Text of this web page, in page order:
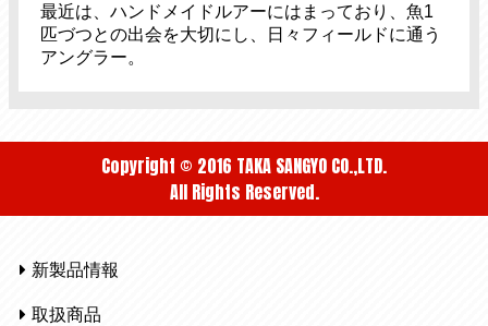
最近は、ハンドメイドルアーにはまっており、魚1
匹づつとの出会を大切にし、日々フィールドに通う
アングラー。
Copyright © 2016 TAKA SANGYO CO.,LTD.
All Rights Reserved.
新製品情報
取扱商品